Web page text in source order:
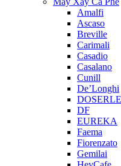
Amalfi
Ascaso
Breville
Carimali
Casadio
Casalano
Cunill
De’Longhi
DF
EUREKA
Faema
Fiorenzato
Gemilai